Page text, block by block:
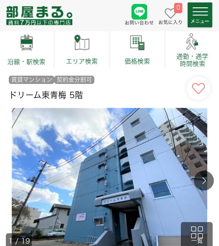
お問い合わせ
0
お気に入り
沿線・駅検索 エリア検索 価格検索
通勤・通学
時間検索
賃貸マンション 契約金分割可
ドリーム東青梅 5階
一覧
1/19